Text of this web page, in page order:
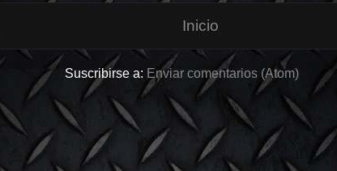
Inicio
Suscribirse a: Enviar comentarios (Atom)